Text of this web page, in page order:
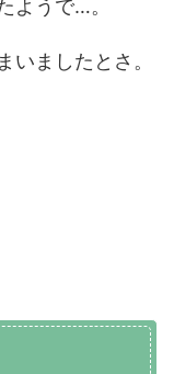
ようで…。
いましたとさ。